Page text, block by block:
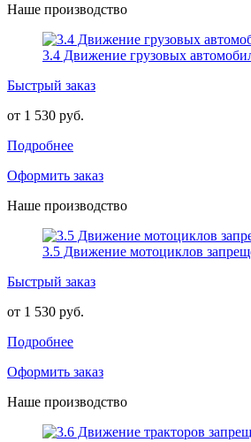
Наше производство
3.4 Движение грузовых
Быстрый заказ
от 1 530 руб.
Подробнее
Оформить заказ
Наше производство
3.5 Движение мотоциклов
Быстрый заказ
от 1 530 руб.
Подробнее
Оформить заказ
Наше производство